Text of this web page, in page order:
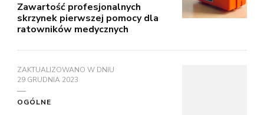
Zawartość profesjonalnych
skrzynek pierwszej pomocy dla
ratowników medycznych
ZAKTUALIZOWANO W DNIU
29 GRUDNIA 2023
OGÓLNE